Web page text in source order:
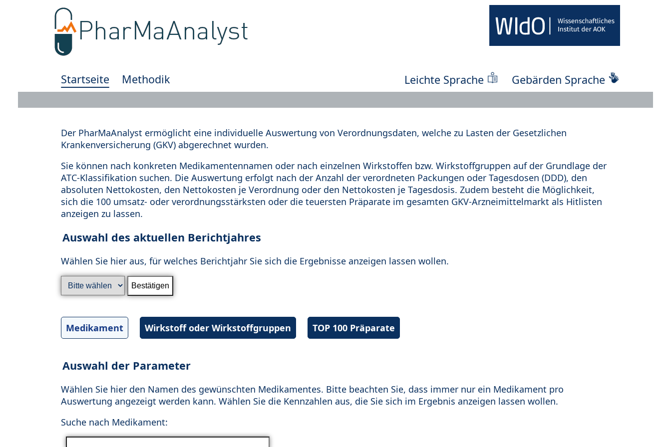
Startseite Methodik Leichte Sprache Gebärden Sprache
Der PharMaAnalyst ermöglicht eine individuelle Auswertung von Verordnungsdaten, welche zu Lasten der Gesetzlichen
Krankenversicherung (GKV) abgerechnet wurden.
Sie können nach konkreten Medikamentennamen oder nach einzelnen Wirkstoffen bzw. Wirkstoffgruppen auf der Grundlage der
ATC-Klassifikation suchen. Die Auswertung erfolgt nach der Anzahl der verordneten Packungen oder Tagesdosen (DDD), den
absoluten Nettokosten, den Nettokosten je Verordnung oder den Nettokosten je Tagesdosis. Zudem besteht die Möglichkeit,
sich die 100 umsatz- oder verordnungsstärksten oder die teuersten Präparate im gesamten GKV-Arzneimittelmarkt als Hitlisten
anzeigen zu lassen.
Auswahl des aktuellen Berichtjahres
Wählen Sie hier aus, für welches Berichtjahr Sie sich die Ergebnisse anzeigen lassen wollen.
Medikament Wirkstoff oder Wirkstoffgruppen TOP 100 Präparate
Auswahl der Parameter
Wählen Sie hier den Namen des gewünschten Medikamentes. Bitte beachten Sie, dass immer nur ein Medikament pro
Auswertung angezeigt werden kann. Wählen Sie die Kennzahlen aus, die Sie sich im Ergebnis anzeigen lassen wollen.
Suche nach Medikament: